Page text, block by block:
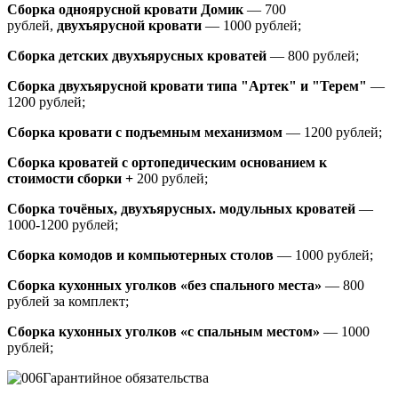
Сборка одноярусной кровати Домик — 700
рублей, двухъярусной кровати — 1000 рублей;
Сборка детских двухъярусных кроватей — 800 рублей;
Сборка двухъярусной кровати типа "Артек" и "Терем" —
1200 рублей;
Сборка кровати с подъемным механизмом — 1200 рублей;
Сборка кроватей с ортопедическим основанием к
стоимости сборки + 200 рублей;
Сборка точёных, двухъярусных. модульных кроватей —
1000-1200 рублей;
Сборка комодов и компьютерных столов — 1000 рублей;
Сборка кухонных уголков «без спального места» — 800
рублей за комплект;
Сборка кухонных уголков «с спальным местом» — 1000
рублей;
Гарантийное обязательства